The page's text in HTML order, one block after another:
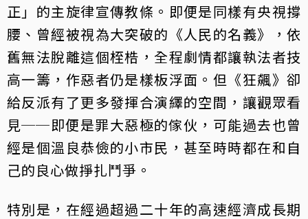
正」的主旋律宣傳教條。即便是同樣有央視撐
腰、曾經被視為大突破的《人民的名義》，依
舊無法脫離這個桎梏，全程劇情都讓執法者技
高一籌，作惡者仍是樣板浮面。但《狂飆》卻
給反派有了更多發揮合演繹的空間，讓觀眾看
見──即便是罪大惡極的傢伙，可能過去也曾
經是個溫良恭儉的小市民，甚至時時都在和自
己的良心做掙扎鬥爭。
特別是，在經過超過二十年的高速經濟成長期